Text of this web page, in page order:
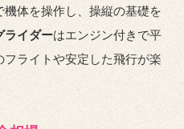
体を操作し、操縦の基礎を
ライダーはエンジン付きで平
ライトや安定した飛行が楽